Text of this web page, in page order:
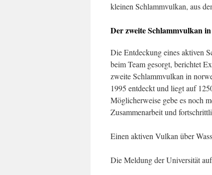
kleinen Schlammvulkan, aus
Der zweite Schlammvulkan
Die Entdeckung eines aktiven
beim Team gesorgt, berichtet
zweite Schlammvulkan in
1995 entdeckt und liegt auf
Möglicherweise gebe es noch
Zusammenarbeit und
Einen aktiven Vulkan über
Die Meldung der Universität